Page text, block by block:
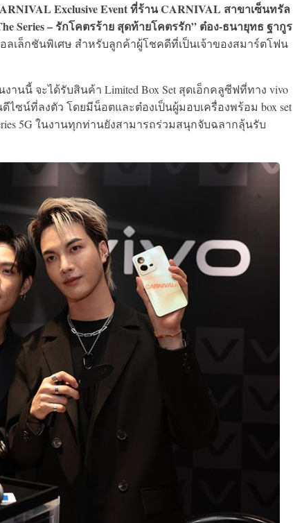
Exclusive Event ที่ร้าน CARNIVAL สาขาเซ็นทรัล
Series – รักโคตรร้าย สุดท้ายโคตรรัก” ต๋อง-ธนายุทธ ฐากูร
ลเล็กชันพิเศษ สำหรับลูกค้าผู้โชคดีที่เป็นเจ้าของสมาร์ตโฟน
งานนี้ จะได้รับสินค้า Limited Box Set สุดเอ็กคลูซีฟที่ทาง vivo
ซน์ที่ลงตัว โดยมีน็อตและต๋องเป็นผู้มอบเครื่องพร้อม box set
5G ในงานทุกท่านยังสามารถร่วมสนุกจับฉลากลุ้นรับ